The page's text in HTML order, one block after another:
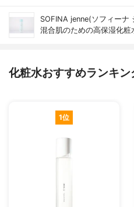
SOFINA jenne(ソフィーナ
混合肌のための高保湿化粧
化粧水おすすめランキン
1位